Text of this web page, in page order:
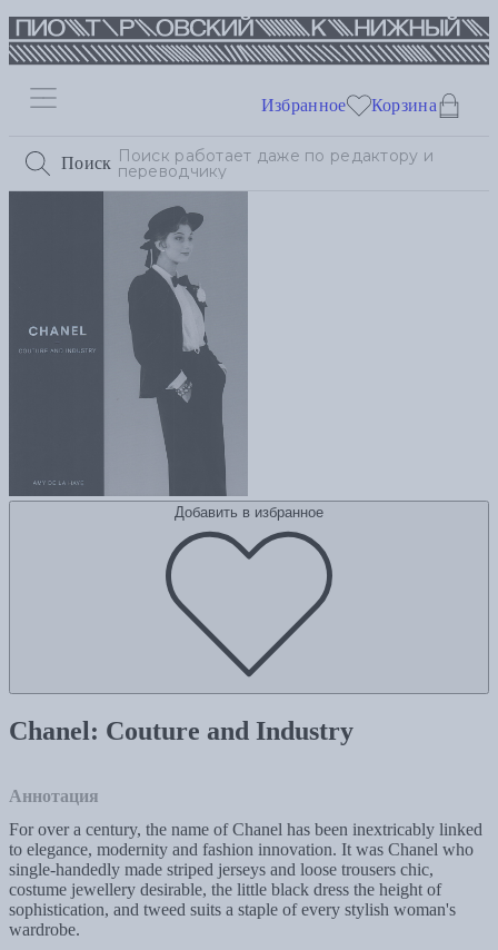
Поиск
Избранное Корзина
Добавить в избранное
Chanel: Couture and Industry
Аннотация
For over a century, the name of Chanel has been inextricably linked
to elegance, modernity and fashion innovation. It was Chanel who
single-handedly made striped jerseys and loose trousers chic,
costume jewellery desirable, the little black dress the height of
sophistication, and tweed suits a staple of every stylish woman's
wardrobe.